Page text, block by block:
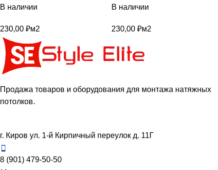
В наличии
230,00 ₽м2
В наличии
230,00 ₽м2
Продажа товаров и оборудования для монтажа натяжных
потолков.
г. Киров ул. 1-й Кирпичный переулок д. 11Г
8 (901) 479-50-50